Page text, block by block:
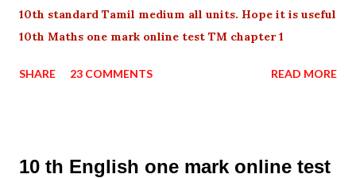
10th standard Tamil medium all units. Hope it is useful
10th Maths one mark online test TM chapter 1
SHARE 23 COMMENTS READ MORE
10 th English one mark online test